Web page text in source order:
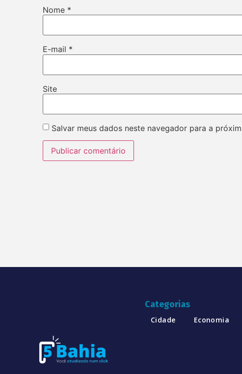
Nome *
E-mail *
Site
Salvar meus dados neste navegador para a
Categorias
Cidade Economia